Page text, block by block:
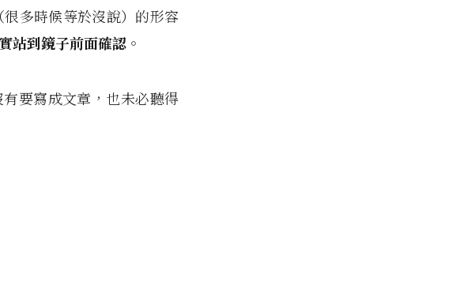
多時候等於沒說）的形容
站到鏡子前面確認 。
要寫成文章，也未必聽得